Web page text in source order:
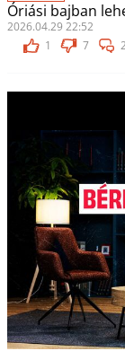
Óriási bajban
2026.04.29 22:52
1
7